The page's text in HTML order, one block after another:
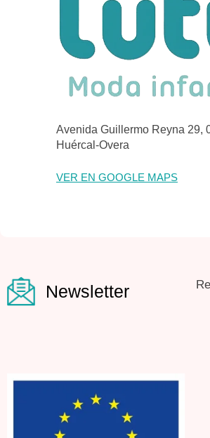
Avenida Guillermo Reyna 29,
Huércal-Overa
VER EN GOOGLE MAPS
Newsletter